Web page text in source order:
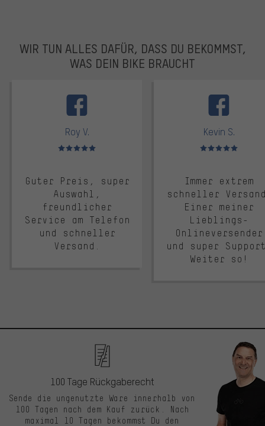
WIR TUN ALLES DAFÜR, DASS DU BEKOMMST,
WAS DEIN BIKE BRAUCHT
Roy V.
Bewertungen: 5 von 5
Guter Preis, super
Auswahl,
freundlicher
Service am Telefon
und schneller
Versand.
Kevin S.
Bewertungen: 5 von 5
Immer extrem
schneller
Einer meiner
Lieblings-
Onlineversender
und super
Weiter so!
100 Tage Rückgaberecht
Sende die ungenutzte Ware innerhalb von
100 Tagen nach dem Kauf zurück. Nach
maximal 10 Tagen bekommst Du den